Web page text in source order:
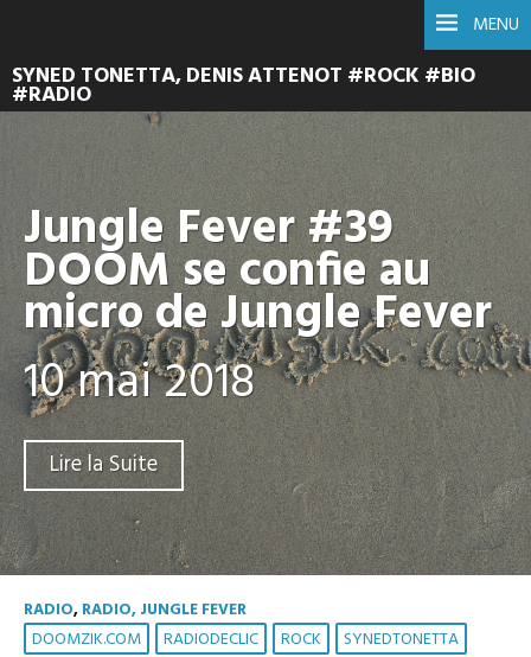
MENU
SYNED TONETTA, DENIS ATTENOT #ROCK #BIO
#RADIO
Jungle Fever #39
DOOM se confie au
micro de Jungle Fever
10 mai 2018
Lire la Suite
RADIO,RADIO, JUNGLE FEVER
DOOMZIK.COM RADIODECLIC ROCK SYNEDTONETTA